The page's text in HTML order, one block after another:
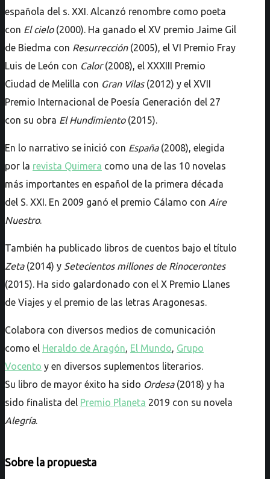
española del s. XXI. Alcanzó renombre como poeta
con El cielo(2000). Ha ganado el XV premio Jaime Gil
de Biedma con Resurrección(2005), el VI Premio Fray
Luis de León con Calor(2008), el XXXIII Premio
Ciudad de Melilla con Gran Vilas(2012) y el XVII
Premio Internacional de Poesía Generación del 27
con su obra El Hundimiento(2015).
En lo narrativo se inició con España(2008), elegida
por la revista Quimera como una de las 10 novelas
más importantes en español de la primera década
del S. XXI. En 2009 ganó el premio Cálamo con Aire
Nuestro.
También ha publicado libros de cuentos bajo el título
Zeta(2014) y Setecientos millones de Rinocerontes
(2015). Ha sido galardonado con el X Premio Llanes
de Viajes y el premio de las letras Aragonesas.
Colabora con diversos medios de comunicación
como el Heraldo de Aragón, El Mundo, Grupo
Vocento y en diversos suplementos literarios.
Su libro de mayor éxito ha sido Ordesa(2018) y ha
sido finalista del Premio Planeta 2019 con su novela
Alegría.
Sobre la propuesta